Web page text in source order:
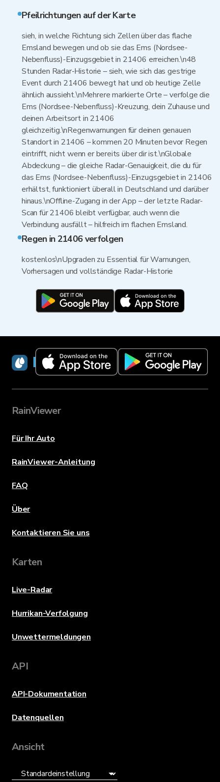
Pfeilrichtungen auf der Karte
sieh, in welche Richtung sich Zellen über das flache
Emsland bewegen und ob sie das Ems (Nordsee-
Nebenfluss)-Einzugsgebiet in 21406 erreichen.\n48
Stunden Radar-Historie – sieh, wie sich das gestrige
Event durch 21406 bewegt hat und ob heutige Zelle
ähnlich aussieht.\nMehrere markierte Orte – verfolge die
Ems (Nordsee-Nebenfluss)-Kreuzung, dein Zuhause und
deinen Arbeitsort in 21406
gleichzeitig.\nRegenwarnungen für deinen genauen
Standort in 21406 – kommen 20 Minuten bevor Regen
eintrifft, nicht wenn er bereits über dir ist.\nGlobale
Abdeckung – die gleiche Radar-Genauigkeit, die du für
das Ems (Nordsee-Nebenfluss)-Einzugsgebiet in 21406
erhältst, funktioniert überall in Deutschland und darüber
hinaus.\nOffline-Zugang in der App – der letzte Radar-
Scan für 21406 bleibt verfügbar, auch wenn die
Verbindung ausfällt – hilfreich im flachen Emsland.
Regen in 21406 verfolgen
kostenlos\nUpgraden zu Essential für Warnungen,
Vorhersagen und vollständige Radar-Historie
RainViewer
RainViewer
Für Ihr Auto
RainViewer-Anleitung
FAQ
Über
Kontaktieren Sie uns
Karten
Live-Radar
Hurrikan-Verfolgung
Unwettermeldungen
API
API-Dokumentation
Datenquellen
Ansicht